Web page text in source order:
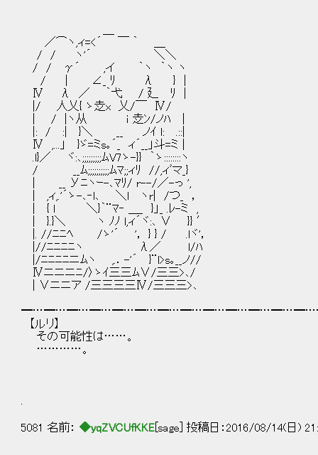
／⌒ヽ,ィ=<´ ￣ ｀ ＿
/ / ヽ'´ ＼＼
/ / γ´ ,イ ｀ヽ ｀ヽ ヽ
/ | ∠_ ﾘ λ } |
Ⅳ λ ／ ｀弋 / 廴 ﾘ |
|/ 人乂{ ゝ赱x 乂/￣ Ⅳ/
| / |ヽ从 ｉ 赱ﾝ/ノﾊ |
|: / :| }＼ __ ノｲ l: .::|
Ⅳ ,...」 }ゞ=ミs｡´_ ィ´__」斗=ミ |
.l}／ ヾ:､;;;;;;;;;ﾑV7ゝ-}} ｀ゝ::::::::ヽ
/ __ﾑ;;;;;;;;;;ﾑﾏ;;ィﾘ //,ィﾞマ_}
| __ Уﾆヽｰ-､ﾏﾘ/ r--/／-っ ',
| ,ィ,.'´ゝ-､‐l､ ＼l ヽr| /つ_ ，
| { l ＼}｀¨ﾏ‐ ＿_ }」_ .ﾚ-ミ ,
| }.}＼ ヽ ﾉﾉ l,ィ´ヾ:､ ∨ }} ′
|. //ﾆﾆﾍ /ゝ'´ '， } } / .lヾ'，
|//ﾆﾆﾆﾆヽ λ／ l/ﾊ
|/ﾆﾆﾆﾆニﾑヽ ,.．-'´ }¨l>s｡__ノ//
Ⅳニニニﾆ/〉ゝｲ三三ﾑ∨/三三>､/
| ∨ニニア /三三三三Ⅳ/三三三>､
【ルリ】
その可能性は……。
…………。
5081 名前： ◆yqZVCUfKKE [sage] 投稿日：2016/08/14(日)